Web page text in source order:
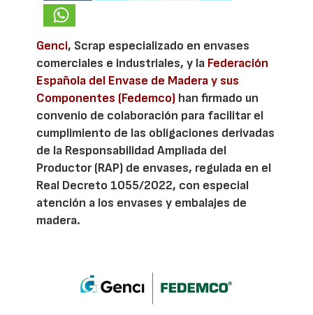
Genci, Scrap especializado en envases
comerciales e industriales, y la Federación
Española del Envase de Madera y sus
Componentes (Fedemco) han firmado un
convenio de colaboración para facilitar el
cumplimiento de las obligaciones derivadas
de la Responsabilidad Ampliada del
Productor (RAP) de envases, regulada en el
Real Decreto 1055/2022, con especial
atención a los envases y embalajes de
madera.